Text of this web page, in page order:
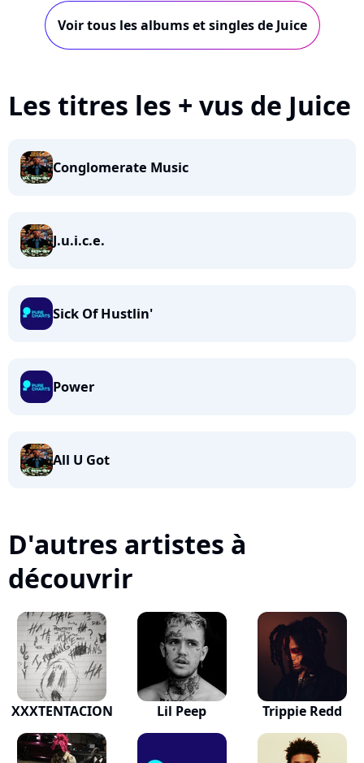
Voir tous les albums et singles de Juice
Les titres les + vus de Juice
Conglomerate Music
J.u.i.c.e.
Sick Of Hustlin'
Power
All U Got
D'autres artistes à
découvrir
XXXTENTACION Lil Peep Trippie Redd